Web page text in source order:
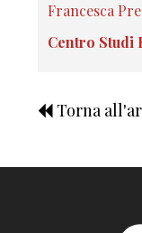
Francesca
Centro Studi
Torna